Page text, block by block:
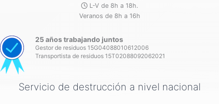
L-V de 8h a 18h.
Veranos de 8h a 16h
25 años trabajando juntos
Gestor de residuos 15G04088010612006
Transportista de residuos 15T02088092062021
Servicio de destrucción a nivel nacional